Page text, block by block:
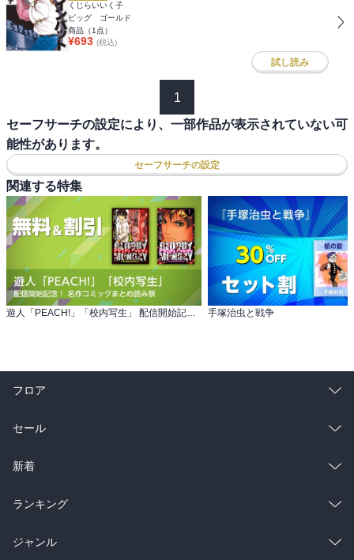
くじらいいく子
ビッグ ゴールド
商品（1 点）
¥693 (税込)
試し読み
1
セーフサーチの設定により、一部作品が表示されていない可
能性があります。
セーフサーチの設定
関連する特集
遊人「PEACH!」「校内写生」 配信開始記念！ 名作コミックまとめ読み祭 手塚治虫と戦争
フロア
総合
ラノベ
雑誌・グラビア
BL・TL
セール
総合
ラノベ
雑誌・グラビア
新着
総合
ラノベ
ランキング
総合
ジャンル